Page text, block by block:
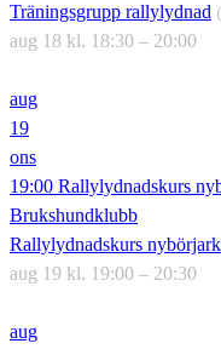
Träningsgrupp rallylydnad
aug 18 kl. 18:30 – 20:00
aug
19
ons
19:00 Rallylydnadskurs
Brukshundklubb
Rallylydnadskurs
aug 19 kl. 19:00 – 20:30
aug